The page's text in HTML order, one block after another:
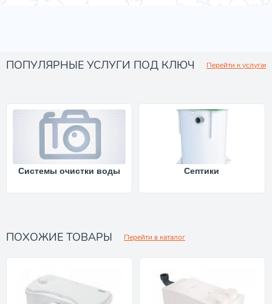
ПОПУЛЯРНЫЕ УСЛУГИ ПОД КЛЮЧ Перейти к услугам
Системы очистки воды Септики
ПОХОЖИЕ ТОВАРЫ Перейти в каталог